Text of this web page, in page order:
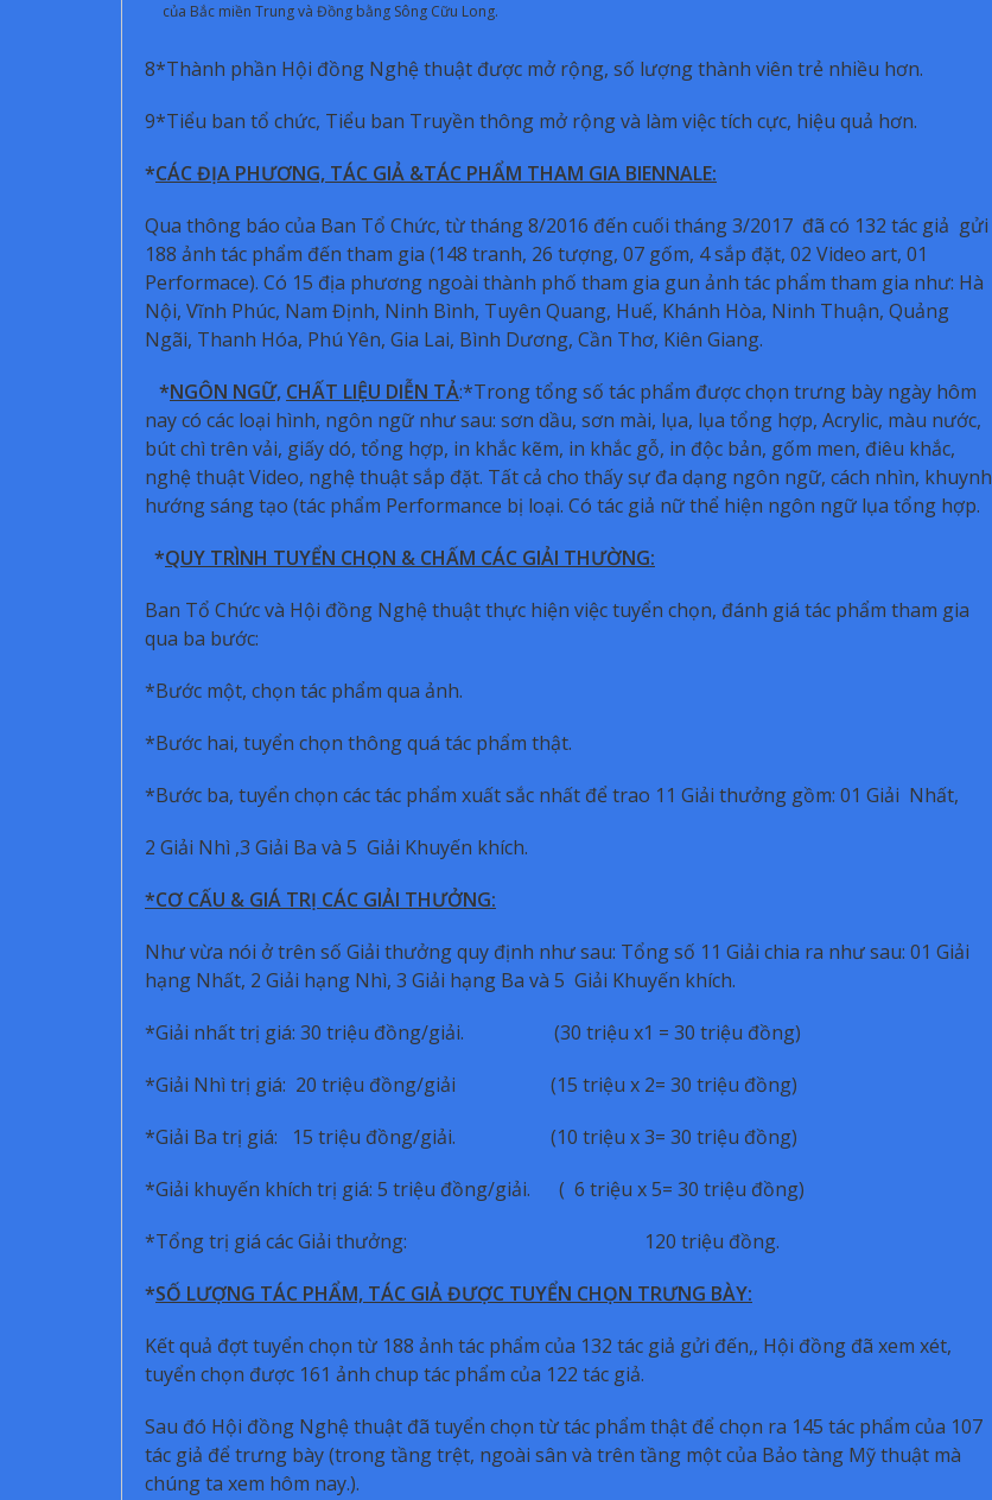
của Bắc miền Trung và Đồng bằng Sông Cữu Long.
8*Thành phần Hội đồng Nghệ thuật được mở rộng, số lượng thành viên trẻ nhiều hơn.
9*Tiểu ban tổ chức, Tiểu ban Truyền thông mở rộng và làm việc tích cực, hiệu quả hơn.
*CÁC ĐỊA PHƯƠNG, TÁC GIẢ &TÁC PHẨM THAM GIA BIENNALE:
Qua thông báo của Ban Tổ Chức, từ tháng 8/2016 đến cuối tháng 3/2017 đã có 132 tác giả gửi
188 ảnh tác phẩm đến tham gia (148 tranh, 26 tượng, 07 gốm, 4 sắp đặt, 02 Video art, 01
Performace). Có 15 địa phương ngoài thành phố tham gia gun ảnh tác phẩm tham gia như: Hà
Nội, Vĩnh Phúc, Nam Định, Ninh Bình, Tuyên Quang, Huế, Khánh Hòa, Ninh Thuận, Quảng
Ngãi, Thanh Hóa, Phú Yên, Gia Lai, Bình Dương, Cần Thơ, Kiên Giang.
*NGÔN NGỮ, CHẤT LIỆU DIỄN TẢ:*Trong tổng số tác phẩm được chọn trưng bày ngày hôm
nay có các loại hình, ngôn ngữ như sau: sơn dầu, sơn mài, lụa, lụa tổng hợp, Acrylic, màu nước,
bút chì trên vải, giấy dó, tổng hợp, in khắc kẽm, in khắc gỗ, in độc bản, gốm men, điêu khắc,
nghệ thuật Video, nghệ thuật sắp đặt. Tất cả cho thấy sự đa dạng ngôn ngữ, cách nhìn, khuynh
hướng sáng tạo (tác phẩm Performance bị loại. Có tác giả nữ thể hiện ngôn ngữ lụa tổng hợp.
*QUY TRÌNH TUYỂN CHỌN & CHẤM CÁC GIẢI THƯỜNG:
Ban Tổ Chức và Hội đồng Nghệ thuật thực hiện việc tuyển chọn, đánh giá tác phẩm tham gia
qua ba bước:
*Bước một, chọn tác phẩm qua ảnh.
*Bước hai, tuyển chọn thông quá tác phẩm thật.
*Bước ba, tuyển chọn các tác phẩm xuất sắc nhất để trao 11 Giải thưởng gồm: 01 Giải Nhất,
2 Giải Nhì ,3 Giải Ba và 5 Giải Khuyến khích.
*CƠ CẤU & GIÁ TRỊ CÁC GIẢI THƯỞNG:
Như vừa nói ở trên số Giải thưởng quy định như sau: Tổng số 11 Giải chia ra như sau: 01 Giải
hạng Nhất, 2 Giải hạng Nhì, 3 Giải hạng Ba và 5 Giải Khuyến khích.
*Giải nhất trị giá: 30 triệu đồng/giải. (30 triệu x1 = 30 triệu đồng)
*Giải Nhì trị giá: 20 triệu đồng/giải (15 triệu x 2= 30 triệu đồng)
*Giải Ba trị giá: 15 triệu đồng/giải. (10 triệu x 3= 30 triệu đồng)
*Giải khuyến khích trị giá: 5 triệu đồng/giải. ( 6 triệu x 5= 30 triệu đồng)
*Tổng trị giá các Giải thưởng: 120 triệu đồng.
*SỐ LƯỢNG TÁC PHẨM, TÁC GIẢ ĐƯỢC TUYỂN CHỌN TRƯNG BÀY:
Kết quả đợt tuyển chọn từ 188 ảnh tác phẩm của 132 tác giả gửi đến,, Hội đồng đã xem xét,
tuyển chọn được 161 ảnh chup tác phẩm của 122 tác giả.
Sau đó Hội đồng Nghệ thuật đã tuyển chọn từ tác phẩm thật để chọn ra 145 tác phẩm của 107
tác giả để trưng bày (trong tầng trệt, ngoài sân và trên tầng một của Bảo tàng Mỹ thuật mà
chúng ta xem hôm nay.).